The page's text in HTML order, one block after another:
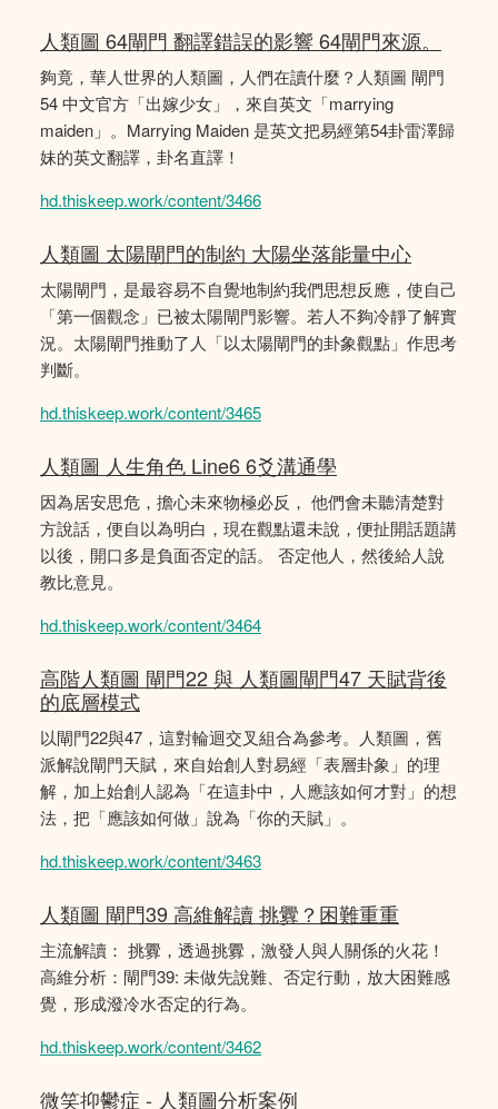
人類圖 64閘門 翻譯錯誤的影響 64閘門來源。
夠竟，華人世界的人類圖，人們在讀什麼？人類圖 閘門
54 中文官方「出嫁少女」，來自英文「marrying
maiden」。Marrying Maiden 是英文把易經第54卦雷澤歸
妹的英文翻譯，卦名直譯！
hd.thiskeep.work/content/3466
人類圖 太陽閘門的制約 大陽坐落能量中心
太陽閘門，是最容易不自覺地制約我們思想反應，使自己
「第一個觀念」已被太陽閘門影響。若人不夠冷靜了解實
況。太陽閘門推動了人「以太陽閘門的卦象觀點」作思考
判斷。
hd.thiskeep.work/content/3465
人類圖 人生角色 Line6 6爻溝通學
因為居安思危，擔心未來物極必反， 他們會未聽清楚對
方說話，便自以為明白，現在觀點還未說，便扯開話題講
以後，開口多是負面否定的話。 否定他人，然後給人說
教比意見。
hd.thiskeep.work/content/3464
高階人類圖 閘門22 與 人類圖閘門47 天賦背後
的底層模式
以閘門22與47，這對輪迴交叉組合為參考。人類圖，舊
派解說閘門天賦，來自始創人對易經「表層卦象」的理
解，加上始創人認為「在這卦中，人應該如何才對」的想
法，把「應該如何做」說為「你的天賦」。
hd.thiskeep.work/content/3463
人類圖 閘門39 高維解讀 挑釁？困難重重
主流解讀： 挑釁，透過挑釁，激發人與人關係的火花！
高維分析：閘門39: 未做先說難、否定行動，放大困難感
覺，形成潑冷水否定的行為。
hd.thiskeep.work/content/3462
微笑抑鬱症 - 人類圖分析案例